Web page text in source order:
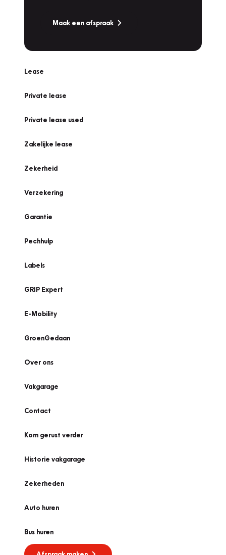
Maak een afspraak
Lease
Private lease
Private lease used
Zakelijke lease
Zekerheid
Verzekering
Garantie
Pechhulp
Labels
GRIP Expert
E-Mobility
GroenGedaan
Over ons
Vakgarage
Contact
Kom gerust verder
Historie vakgarage
Zekerheden
Auto huren
Bus huren